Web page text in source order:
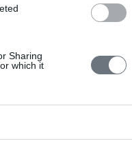
Sharing
which it